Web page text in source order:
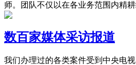
师。团队不仅以在各业务范围内精
数百家媒体采访报道
我们办理过的各类案件受到中央电